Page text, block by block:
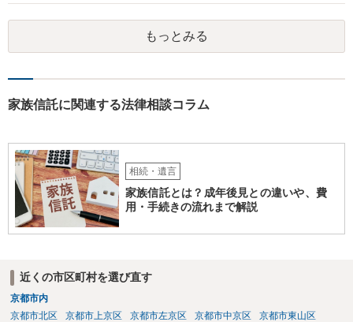
可能性は低いのでコストパフォーマンスとしてはどうかなという感じ
がします。
もっとみる
家族信託に関連する法律相談コラム
相続・遺言
家族信託とは？成年後見との違いや、費
用・手続きの流れまで解説
近くの市区町村を選び直す
京都市内
京都市北区
京都市上京区 京都市左京区 京都市中京区
京都市東山区